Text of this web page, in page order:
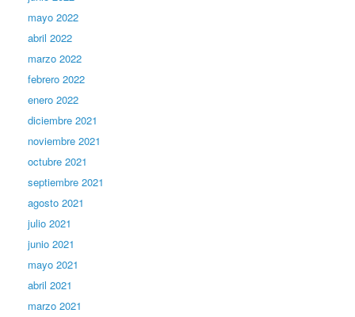
mayo 2022
abril 2022
marzo 2022
febrero 2022
enero 2022
diciembre 2021
noviembre 2021
octubre 2021
septiembre 2021
agosto 2021
julio 2021
junio 2021
mayo 2021
abril 2021
marzo 2021